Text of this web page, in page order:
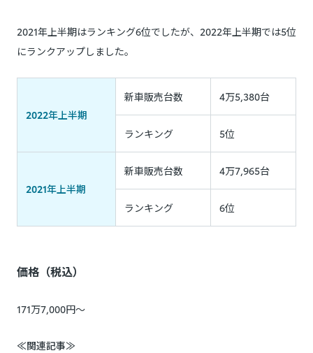
2021年上半期はランキング6位でしたが、2022年上半期では5位
にランクアップしました。
2022年上半期
新車販売台数 4万5,380台
ランキング 5位
2021年上半期
新車販売台数 4万7,965台
ランキング 6位
価格（税込）
171万7,000円～
≪関連記事≫